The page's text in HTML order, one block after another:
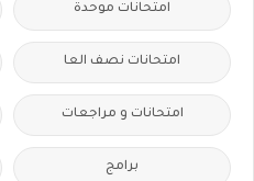
امتحانات موحدة
امتحانات نصف العا
امتحانات و مراجعات
برامج